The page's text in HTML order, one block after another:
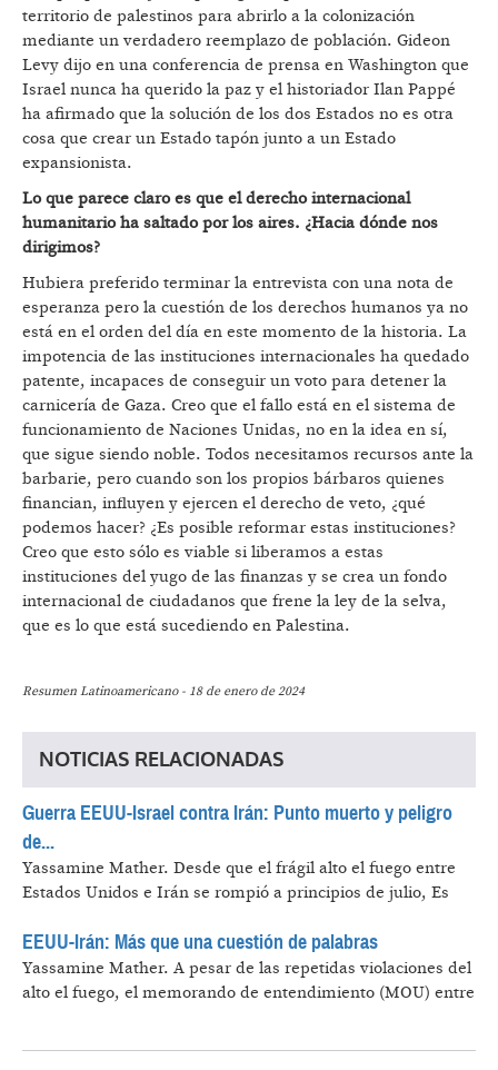
territorio de palestinos para abrirlo a la colonización
mediante un verdadero reemplazo de población. Gideon
Levy dijo en una conferencia de prensa en Washington que
Israel nunca ha querido la paz y el historiador Ilan Pappé
ha afirmado que la solución de los dos Estados no es otra
cosa que crear un Estado tapón junto a un Estado
expansionista.
Lo que parece claro es que el derecho internacional
humanitario ha saltado por los aires. ¿Hacia dónde nos
dirigimos?
Hubiera preferido terminar la entrevista con una nota de
esperanza pero la cuestión de los derechos humanos ya no
está en el orden del día en este momento de la historia. La
impotencia de las instituciones internacionales ha quedado
patente, incapaces de conseguir un voto para detener la
carnicería de Gaza. Creo que el fallo está en el sistema de
funcionamiento de Naciones Unidas, no en la idea en sí,
que sigue siendo noble. Todos necesitamos recursos ante la
barbarie, pero cuando son los propios bárbaros quienes
financian, influyen y ejercen el derecho de veto, ¿qué
podemos hacer? ¿Es posible reformar estas instituciones?
Creo que esto sólo es viable si liberamos a estas
instituciones del yugo de las finanzas y se crea un fondo
internacional de ciudadanos que frene la ley de la selva,
que es lo que está sucediendo en Palestina.
Resumen Latinoamericano - 18 de enero de 2024
NOTICIAS RELACIONADAS
Guerra EEUU-Israel contra Irán: Punto muerto y peligro
de...
Yassamine Mather. Desde que el frágil alto el fuego entre
Estados Unidos e Irán se rompió a principios de julio, Es
EEUU-Irán: Más que una cuestión de palabras
Yassamine Mather. A pesar de las repetidas violaciones del
alto el fuego, el memorando de entendimiento (MOU) entre